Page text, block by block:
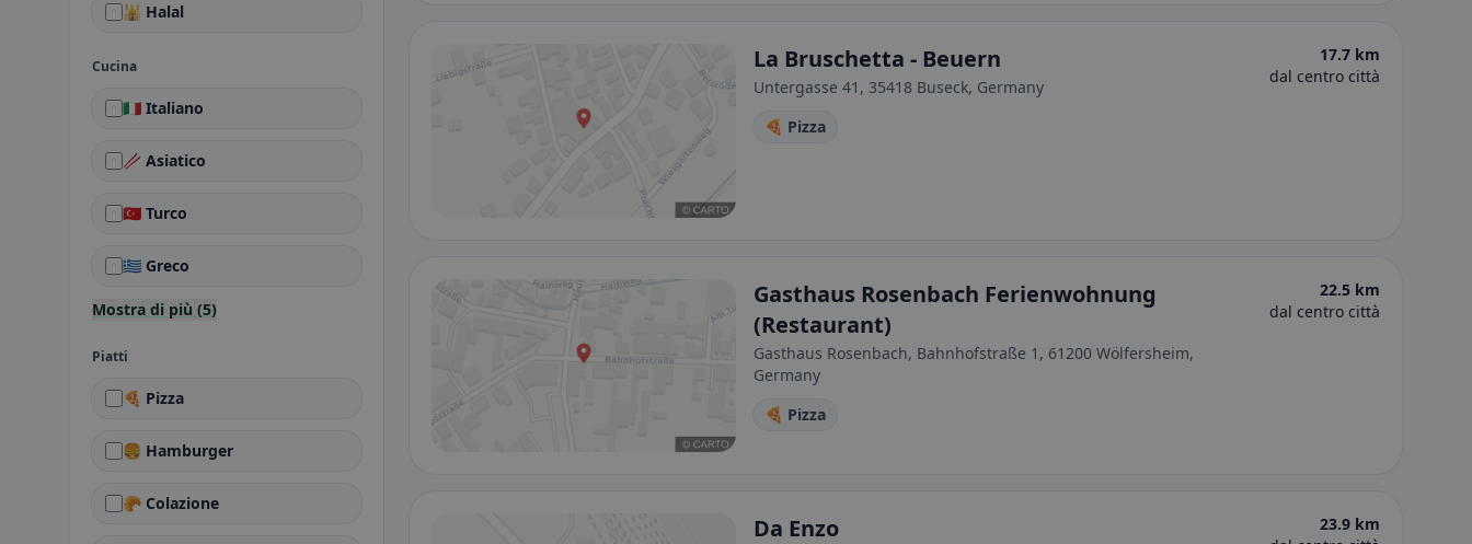
🕌 Halal
Cucina
🇮🇹 Italiano
🥢 Asiatico
🇹🇷 Turco
🇬🇷 Greco
Mostra di più (5)
Piatti
🍕 Pizza
🍔 Hamburger
🥐 Colazione
La Bruschetta - Beuern
Untergasse 41, 35418 Buseck, Germany
17.7 km
dal centro città
🍕 Pizza
Gasthaus Rosenbach Ferienwohnung
(Restaurant)
Gasthaus Rosenbach, Bahnhofstraße 1, 61200 Wölfersheim,
Germany
22.5 km
dal centro città
🍕 Pizza
Da Enzo
23.9 km